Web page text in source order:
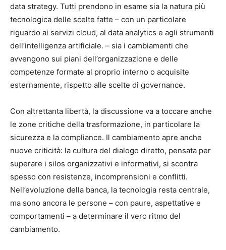
data strategy. Tutti prendono in esame sia la natura più
tecnologica delle scelte fatte – con un particolare
riguardo ai servizi cloud, al data analytics e agli strumenti
dell’intelligenza artificiale. – sia i cambiamenti che
avvengono sui piani dell’organizzazione e delle
competenze formate al proprio interno o acquisite
esternamente, rispetto alle scelte di governance.
Con altrettanta libertà, la discussione va a toccare anche
le zone critiche della trasformazione, in particolare la
sicurezza e la compliance. Il cambiamento apre anche
nuove criticità: la cultura del dialogo diretto, pensata per
superare i silos organizzativi e informativi, si scontra
spesso con resistenze, incomprensioni e conflitti.
Nell’evoluzione della banca, la tecnologia resta centrale,
ma sono ancora le persone – con paure, aspettative e
comportamenti – a determinare il vero ritmo del
cambiamento.